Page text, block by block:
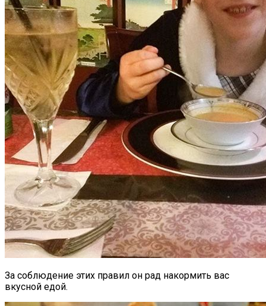
За соблюдение этих правил он рад накормить вас
вкусной едой.